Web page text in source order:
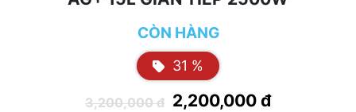
CÒN HÀNG
31 %
3,200,000 đ 2,200,000 đ